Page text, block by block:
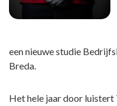
een nieuwe studie
Breda.
Het hele jaar door luistert